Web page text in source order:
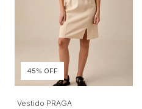
45% OFF
Vestido PRAGA